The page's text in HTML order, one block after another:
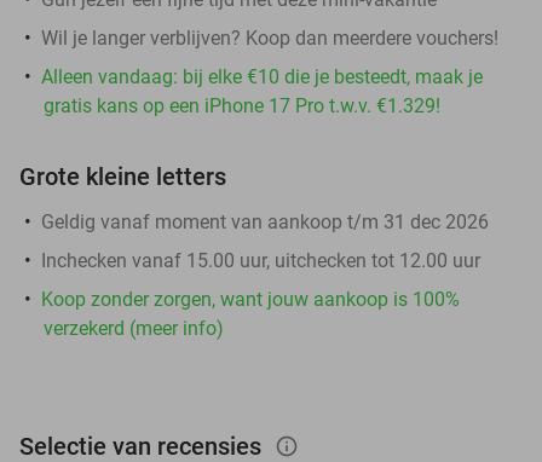
Wil je langer verblijven? Koop dan meerdere vouchers!
Alleen vandaag: bij elke €10 die je besteedt, maak je
gratis kans op een iPhone 17 Pro t.w.v. €1.329!
Grote kleine letters
Geldig vanaf moment van aankoop t/m 31 dec 2026
Inchecken vanaf 15.00 uur, uitchecken tot 12.00 uur
Koop zonder zorgen, want jouw aankoop is 100%
verzekerd (meer info)
Selectie van recensies info_outlined